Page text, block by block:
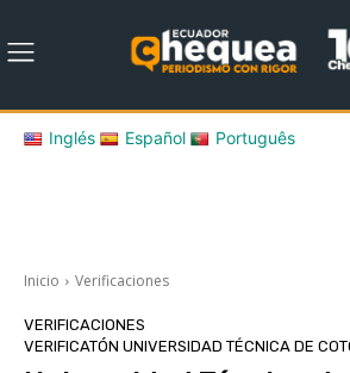
Inglés Español Português
Inicio Verificaciones
VERIFICACIONES
VERIFICATÓN UNIVERSIDAD TÉCNICA DE